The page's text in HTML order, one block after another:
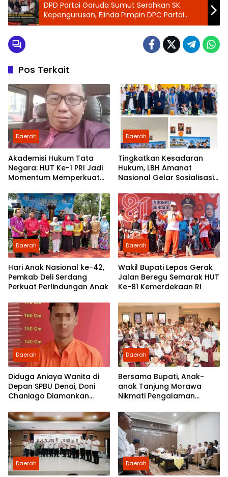
‎DPD Partai Garuda Sumut Serahkan SK
Kepengurusan, Elinda Pimpin DPC Partai
Garuda Kota Medan ‎
Pos Terkait
Daerah
Akademisi Hukum Tata
Negara: HUT Ke-1 PRI Jadi
Momentum Memperkuat
Pengabdian kepada
Rakyat
Daerah
Tingkatkan Kesadaran
Hukum, LBH Amanat
Nasional Gelar Sosialisasi
Morawa
Daerah
Hari Anak Nasional ke-42,
Pemkab Deli Serdang
Perkuat Perlindungan Anak
Daerah
Wakil Bupati Lepas Gerak
Jalan Beregu Semarak HUT
Ke-81 Kemerdekaan RI
Daerah
Diduga Aniaya Wanita di
Depan SPBU Denai, Doni
Chaniago Diamankan
Daerah
Bersama Bupati, Anak-
anak Tanjung Morawa
Nikmati Pengalaman
Daerah Daerah